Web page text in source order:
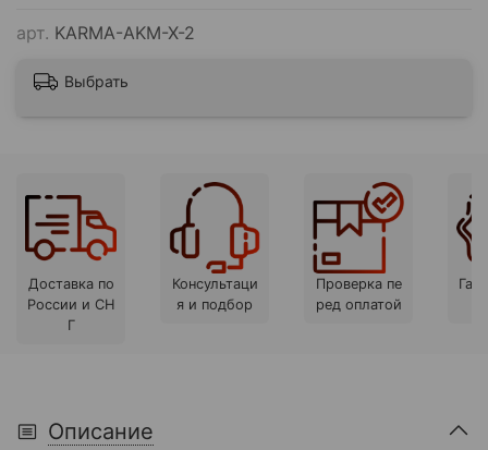
арт. KARMA-AKM-X-2
Выбрать
Доставка по
России и СН
Г
Консультаци
я и подбор
Проверка пе
ред оплатой
Описание